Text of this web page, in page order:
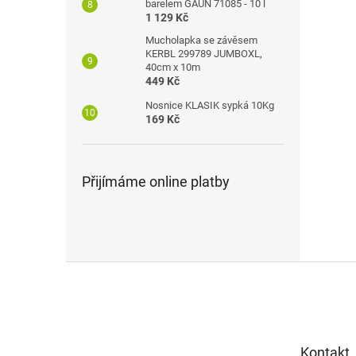
barelem GAUN 71085 - 10 l
1 129 Kč
Mucholapka se závěsem
KERBL 299789 JUMBOXL,
40cm x 10m
449 Kč
Nosnice KLASIK sypká 10Kg
169 Kč
Přijímáme online platby
Kontakt